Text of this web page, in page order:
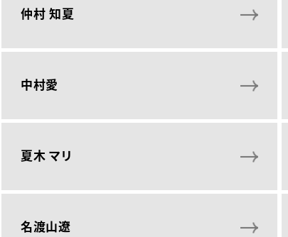
仲村 知夏
中村愛
夏木 マリ
名渡山遼